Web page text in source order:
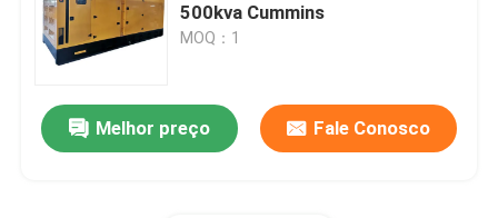
500kva Cummins
MOQ：1
Melhor preço Fale Conosco